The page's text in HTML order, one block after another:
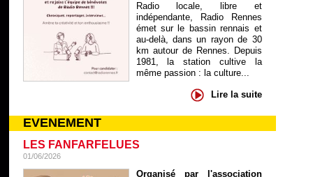
Radio locale, libre et
indépendante, Radio Rennes
émet sur le bassin rennais et
au-delà, dans un rayon de 30
km autour de Rennes. Depuis
1981, la station cultive la
même passion : la culture...
Lire la suite
EVENEMENT
LES FANFARFELUES
01/06/2026
Organisé par l'association